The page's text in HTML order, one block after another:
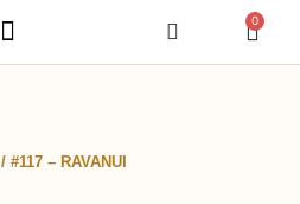
0
/ #117 – RAVANUI